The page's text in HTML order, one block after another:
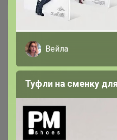
Маникюр и
Аптека
Товары месяца
Аксессуары
Вейла
Туфли на сменку